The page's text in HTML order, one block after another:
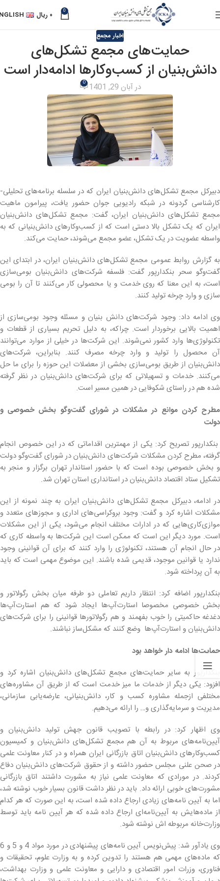
0 ۰ ریال
اخبار مجمع
حمایت‌های مجمع تشکل‌های
دانش‌بنیان از کسب‌وکارها ادامه‌دار است
در آبان 29, 1401 0
دبیرکل مجمع تشکل‌های دانش‌بنیان ایران که در سلسله برنامه‌های تحلیلی-
کارشناسی گردونه در شبکه رادیویی جوان حضور یافت، پیرامون ماهیت
مجمع تشکل‌های دانش‌بنیان ایران، گفت: مجمع تشکل‌‌های دانش‌بنیان
ایران که یک تشکل بالا دستی است که از کسب‌وکارهای دانش‌بنیانی که به
واسطه‌ عضویت در یک تشکل، عضو مجمع می‌شوند، حمایت می‌کند.
به گزارش روابط عمومی مجمع تشکل‌های دانش‌بنیان ایران، در ابتدای این
گفت‌وگو سحر بنکدارپور گفت: فلسفه شرکت‌های دانش‌بنیان بومی‌سازی
است، به این معنا که روی خدمت و یا محصولی کار می‌کنند تا آن را بومی
سازی و وارد چرخه تولید کنند.
وی ادامه داد: وجود شرکت‌های دانش بنیان و مسئله وجود بومی‌سازی از
اهمیت بالایی برخوردار است. چراکه، به دلیل تحریم بسیاری از قطعات و
تکنولوژی‌ها وارد کشور نمی‌شوند. این شرکت‌ها در خیلی از موارد می‌توانند
آن محصول را تولید و وارد چرخه مصرف کنند. بنابراین، شرکت‌های
دانش‌بنیان از طریق بومی‌سازی بخشی از معضلات این حوزه را برای ما حل
می‌کنند. خدمات و تسهیلاتی که برای شرکت‌های دانش‌بنیان در نظر گرفته
شده هم در راستای شکوفایی در همین مسیر است.
مطرح کردن موانع در مشکلات در شورای گفت‌وگو بخش خصوصی و
دولت
بنکدارپور تصریح کرد: یکی از مهمترین اقداماتی که در این خصوص انجام
گرفته، مطرح کردن مشکلات شرکت‌های دانش‌بنیان در شورای گفت‌وگو دولت
و بخش خصوصی بوده است که با حضور استاندار تهران برگزار و منجر به
تشکیل ستاد اقتصاد دانش‌بنیان در استانداری استان تهران شد.
در ادامه، دبیرکل مجمع ‌تشکل‌های دانش‌بنیان ایران به چند نمونه از این
مشکلات اشاره کرد و گفت: وجود بروکراسی‌های اداری و مجوزهای متعدد و
موازی‌کاری‌هایی که در ادارات مختلف انجام ‌می‌شود، یکی از این مشکلات
است. مورد دیگر این است که ممکن است این شرکت‌ها به واسطه کاری که
در حال انجام آن هستند، تکنولوژی را وارد کنند که برای آن قوانینی وجود
ندارد یا قوانین موجود، قدیمی شده‌ باشند. این موضوع مهمی است که باید
به آن پرداخته شود.
بنکدارپور اضافه کرد: انتظار داریم تعاملی دو طرفه میان بخش رگولاتور و
بخش خصوصی مخصوصا استارت‌آپ‌ها ایجاد شود که هم استارت‌آپ‌ها
دغدغه حاکمیتی را خوب بفهمند و هم رگولاتورها قوانینی را برای شرکت‌های
دانش‌بنیان و استارت‌آپ‌ها وضع کنند که مشکل‌ساز نباشند.
حمایت‌ها ادامه دار خواهد بود
بنکدارپور به سایر حمایت‌های مجمع تشکل‌های دانش‌بنیان اشاره کرد و
افزود: یکی دیگر از خدمات ما میز خدمت است که از طریق آن مشاوره‌های
مختلفی ازجمله مشاوره کسب و کار، دانش‌بنیانی، عارضه‌یابی سازمانی،
مدیریت و سرمایه‌گذاری و… را ارائه می‌دهیم.
وی اظهار کرد: در رابطه با تصویب قانون جهش تولید دانش‌بنیان و
آیین‌نامه‌های مربوط به آن هم مجمع تشکل‌های دانش‌بنیان و کمیسیون
کسب‌وکارهای دانش‌بنیان اتاق بازرگانی ایران همراه و در کنار معاونت علمی
در صحن علنی مجلس حضور داشته و از حقوق شرکت‌های دانش‌بنیان دفاع
کردند. در مورادی که معاونت علمی نیاز به مشورت داشتند اتاق بازرگانی
مشورت‌های خوبی ارائه داد. باید در نظر داشت قانون بسیار خوب نوشته شد،
اما به آیین نامه‌های زیادی ارجاع داده شده است، به این صورت که هر کدام
از ماده‌هایش به آیین‌نامه‌ای ارجاع داده شده که هر آیین نامه باید توسط
وزارت‌خانه مربوطه اش نوشته شود.
وی یادآور شد: پیش‌نویس آیین نامه‌های پیشنهادی در مورد مواد 4 و 5 و 6
که ماده‌های مهمی هم هستند را تدوین کرده و به وزارت علوم، تحقیقات و
فناوری، وزرات امور اقتصادی و دارایی و معاونت علمی و وزارت بهداشت،